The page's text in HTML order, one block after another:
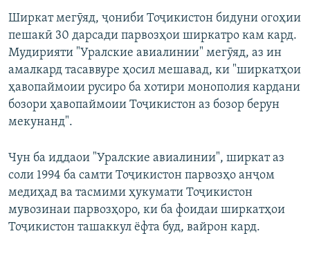
Ширкат мегӯяд, ҷониби Тоҷикистон бидуни огоҳии
пешакӣ 30 дарсади парвозҳои ширкатро кам кард.
Мудирияти "Уралские авиалинии" мегӯяд, аз ин
амалкард тасаввуре ҳосил мешавад, ки "ширкатҳои
ҳавопаймоии русиро ба хотири монополия кардани
бозори ҳавопаймоии Тоҷикистон аз бозор берун
мекунанд".
Чун ба иддаои "Уралские авиалинии", ширкат аз
соли 1994 ба самти Тоҷикистон парвозҳо анҷом
медиҳад ва тасмими ҳукумати Тоҷикистон
мувозинаи парвозҳоро, ки ба фоидаи ширкатҳои
Тоҷикистон ташаккул ёфта буд, вайрон кард.